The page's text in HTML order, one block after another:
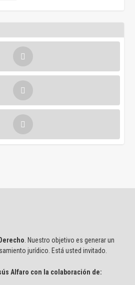
. Nuestro objetivo es generar un
jurídico. Está usted invitado.
Alfaro con la colaboración de: